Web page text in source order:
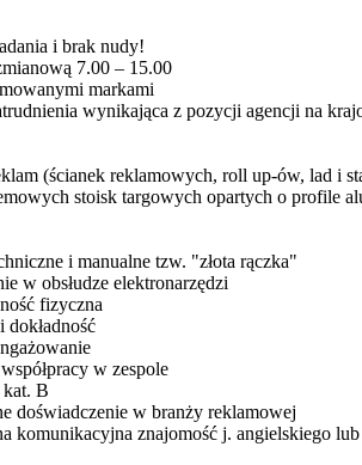
i brak nudy!
7.00 – 15.00
markami
wynikająca z pozycji agencji na
(ścianek reklamowych, roll up-ów, lad i
stoisk targowych opartych o profile
i manualne tzw. "złota rączka"
w obsłudze elektronarzędzi
fizyczna
dokładność
w zespole
kat. B
doświadczenie w branży reklamowej
komunikacyjna znajomość j. angielskiego